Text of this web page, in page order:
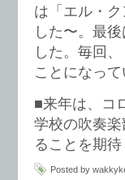
は「エル・
した〜。最
した。毎回
ことになって
■来年は、コ
学校の吹奏
ることを期待
Posted by